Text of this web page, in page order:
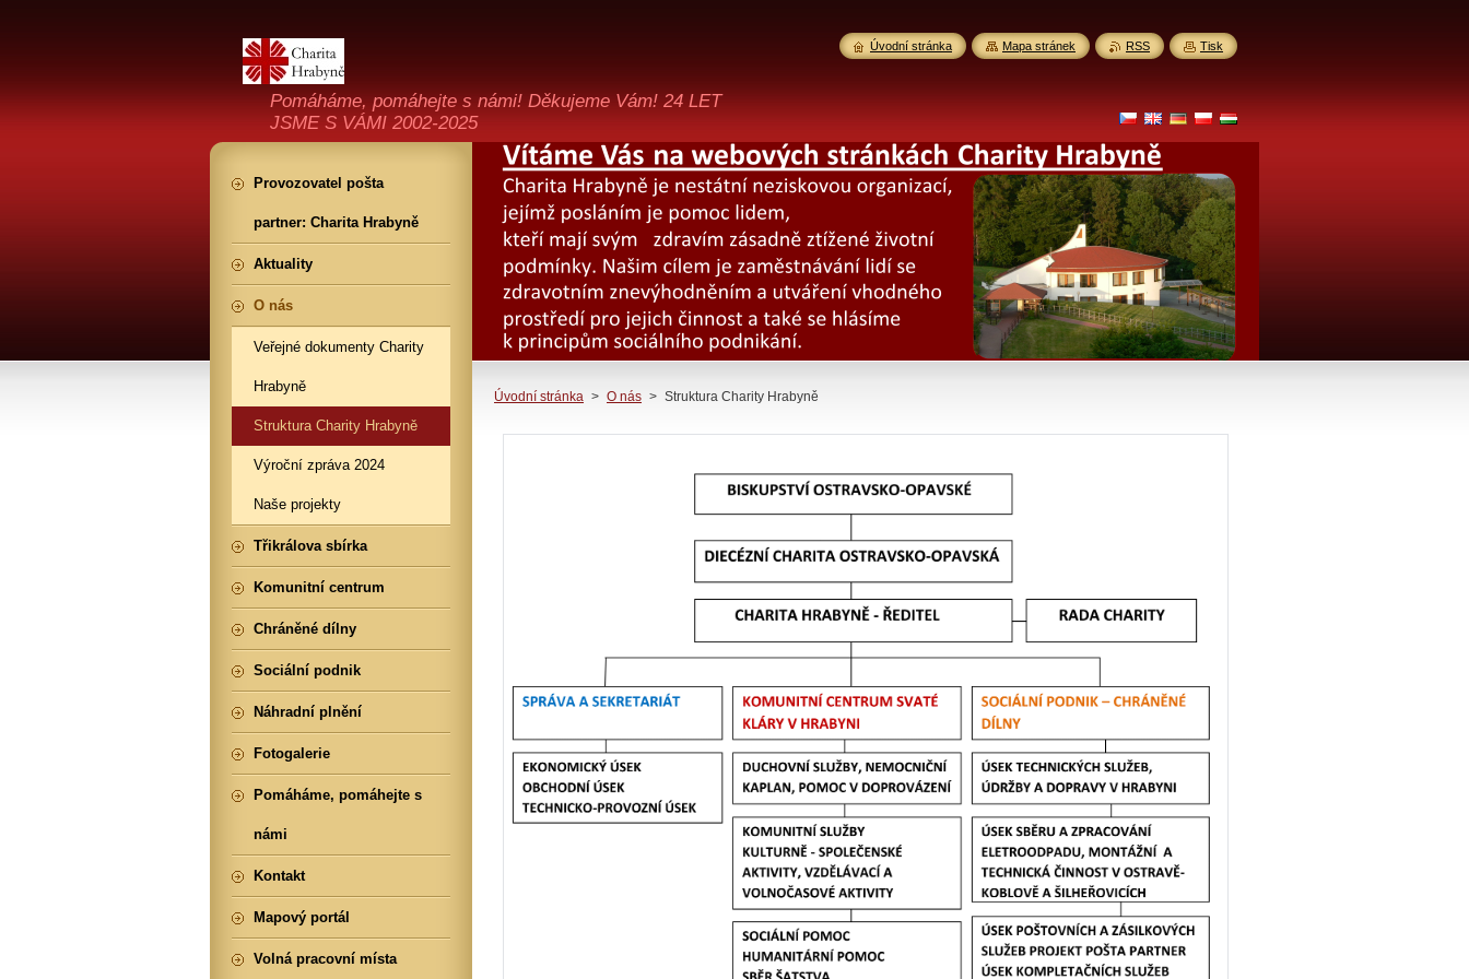
Pomáháme, pomáhejte s námi! Děkujeme Vám! 24 LET
JSME S VÁMI 2002-2025
Úvodní stránka > O nás > Struktura Charity Hrabyně
Provozovatel pošta
partner: Charita Hrabyně
Aktuality
O nás
Veřejné dokumenty Charity
Hrabyně
Struktura Charity Hrabyně
Výroční zpráva 2024
Naše projekty
Třikrálova sbírka
Komunitní centrum
Chráněné dílny
Sociální podnik
Náhradní plnění
Fotogalerie
Pomáháme, pomáhejte s
námi
Kontakt
Mapový portál
Volná pracovní místa
Úvodní stránka Mapa stránek RSS Tisk